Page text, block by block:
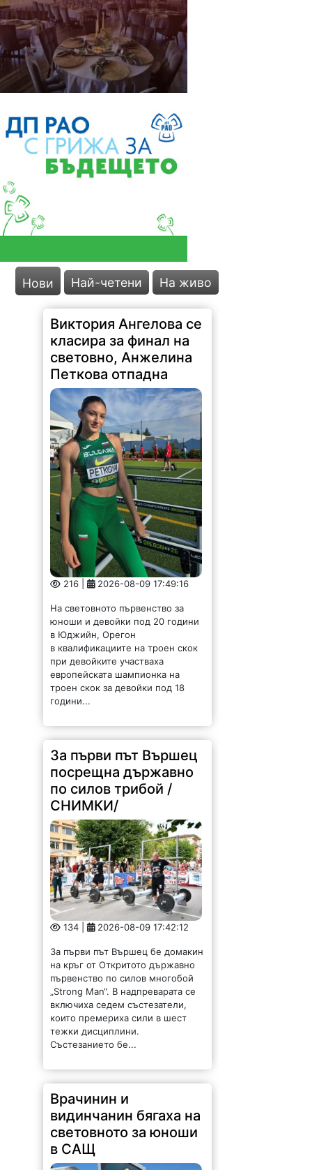
Нови Най-четени На живо
Виктория Ангелова се
класира за финал на
световно, Анжелина
Петкова отпадна
216 | 2026-08-09 17:49:16
На световното първенство за
юноши и девойки под 20 години
в Юджийн, Орегон
в квалификациите на троен скок
при девойките участваха
европейската шампионка на
троен скок за девойки под 18
години...
За първи път Вършец
посрещна държавно
по силов трибой /
СНИМКИ/
134 | 2026-08-09 17:42:12
За първи път Вършец бе домакин
на кръг от Откритото държавно
първенство по силов многобой
„Strong Man“. В надпреварата се
включиха седем състезатели,
които премериха сили в шест
тежки дисциплини.
Състезанието бе...
Врачинин и
видинчанин бягаха на
световното за юноши
в САЩ